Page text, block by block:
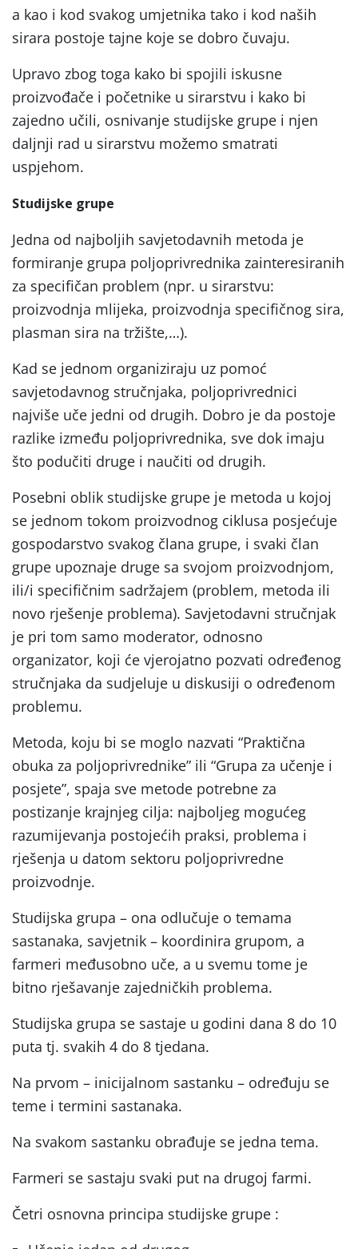
a kao i kod svakog umjetnika tako i kod naših
sirara postoje tajne koje se dobro čuvaju.
Upravo zbog toga kako bi spojili iskusne
proizvođače i početnike u sirarstvu i kako bi
zajedno učili, osnivanje studijske grupe i njen
daljnji rad u sirarstvu možemo smatrati
uspjehom.
Studijske grupe
Jedna od najboljih savjetodavnih metoda je
formiranje grupa poljoprivrednika zainteresiranih
za specifičan problem (npr. u sirarstvu:
proizvodnja mlijeka, proizvodnja specifičnog sira,
plasman sira na tržište,…).
Kad se jednom organiziraju uz pomoć
savjetodavnog stručnjaka, poljoprivrednici
najviše uče jedni od drugih. Dobro je da postoje
razlike između poljoprivrednika, sve dok imaju
što podučiti druge i naučiti od drugih.
Posebni oblik studijske grupe je metoda u kojoj
se jednom tokom proizvodnog ciklusa posjećuje
gospodarstvo svakog člana grupe, i svaki član
grupe upoznaje druge sa svojom proizvodnjom,
ili/i specifičnim sadržajem (problem, metoda ili
novo rješenje problema). Savjetodavni stručnjak
je pri tom samo moderator, odnosno
organizator, koji će vjerojatno pozvati određenog
stručnjaka da sudjeluje u diskusiji o određenom
problemu.
Metoda, koju bi se moglo nazvati “Praktična
obuka za poljoprivrednike” ili “Grupa za učenje i
posjete”, spaja sve metode potrebne za
postizanje krajnjeg cilja: najboljeg mogućeg
razumijevanja postojećih praksi, problema i
rješenja u datom sektoru poljoprivredne
proizvodnje.
Studijska grupa – ona odlučuje o temama
sastanaka, savjetnik – koordinira grupom, a
farmeri međusobno uče, a u svemu tome je
bitno rješavanje zajedničkih problema.
Studijska grupa se sastaje u godini dana 8 do 10
puta tj. svakih 4 do 8 tjedana.
Na prvom – inicijalnom sastanku – određuju se
teme i termini sastanaka.
Na svakom sastanku obrađuje se jedna tema.
Farmeri se sastaju svaki put na drugoj farmi.
Četri osnovna principa studijske grupe :